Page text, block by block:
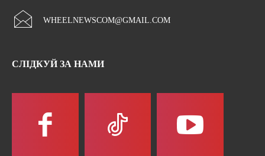
WHEELNEWSCOM@GMAIL.COM
СЛІДКУЙ ЗА НАМИ